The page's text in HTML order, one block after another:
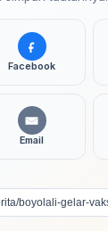
Facebook
Email